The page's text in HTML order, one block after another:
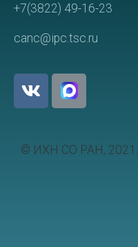
+7(3822) 49-16-23
canc@ipc.tsc.ru
© ИХН СО РАН, 2021.